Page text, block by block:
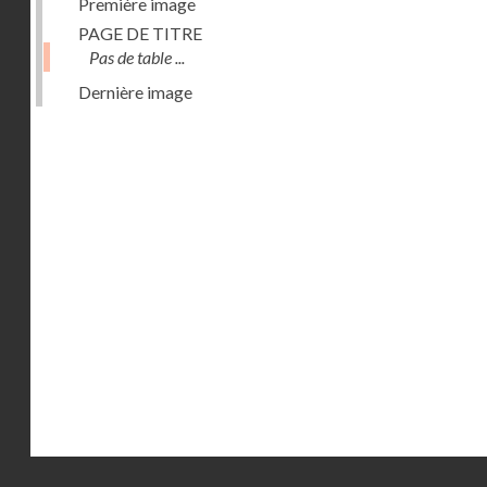
PAGE DE TITRE
Pas de table ...
Dernière image